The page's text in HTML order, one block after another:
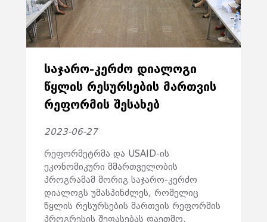
ᲡᲐᲯᲐᲠᲝ-ᲙᲔᲠᲫᲝ ᲓᲘᲐᲚᲝᲒᲘ
ᲬᲧᲚᲘᲡ ᲠᲔᲡᲣᲠᲡᲔᲑᲘᲡ ᲛᲐᲠᲗᲕᲘᲡ
ᲠᲔᲤᲝᲠᲛᲘᲡ ᲨᲔᲡᲐᲮᲔᲑ
2023-06-27
რეფორმეტრმა და USAID-ის
ეკონომიკური მმართველობის
პროგრამამ მორიგ საჯარო-კერძო
დიალოგს უმასპინძლეს, რომელიც
წყლის რესურსების მართვის რეფორმის
პროგრესის შეფასებას დაეთმო.